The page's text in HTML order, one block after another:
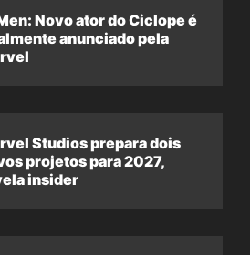
Novo ator do Ciclope é
anunciado pela
Studios prepara dois
projetos para 2027,
insider